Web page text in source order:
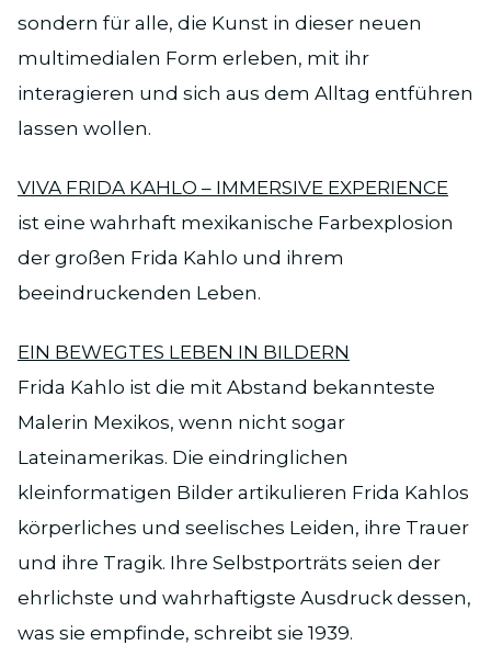
sondern für alle, die Kunst in dieser neuen
multimedialen Form erleben, mit ihr
interagieren und sich aus dem Alltag entführen
lassen wollen.
VIVA FRIDA KAHLO – IMMERSIVE EXPERIENCE
ist eine wahrhaft mexikanische Farbexplosion
der großen Frida Kahlo und ihrem
beeindruckenden Leben.
EIN BEWEGTES LEBEN IN BILDERN
Frida Kahlo ist die mit Abstand bekannteste
Malerin Mexikos, wenn nicht sogar
Lateinamerikas. Die eindringlichen
kleinformatigen Bilder artikulieren Frida Kahlos
körperliches und seelisches Leiden, ihre Trauer
und ihre Tragik. Ihre Selbstporträts seien der
ehrlichste und wahrhaftigste Ausdruck dessen,
was sie empfinde, schreibt sie 1939.